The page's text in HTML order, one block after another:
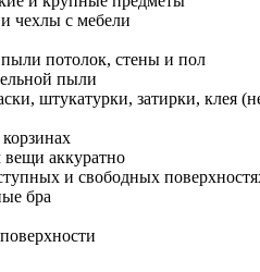
чехлы с мебели
потолок, стены и пол
пыли
штукатурки, затирки, клея
вещи аккуратно
и свободных
бра